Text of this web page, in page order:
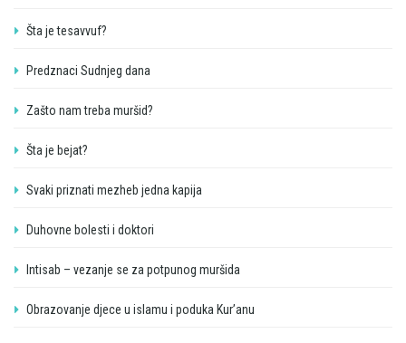
Šta je tesavvuf?
Predznaci Sudnjeg dana
Zašto nam treba muršid?
Šta je bejat?
Svaki priznati mezheb jedna kapija
Duhovne bolesti i doktori
Intisab – vezanje se za potpunog muršida
Obrazovanje djece u islamu i poduka Kur’anu